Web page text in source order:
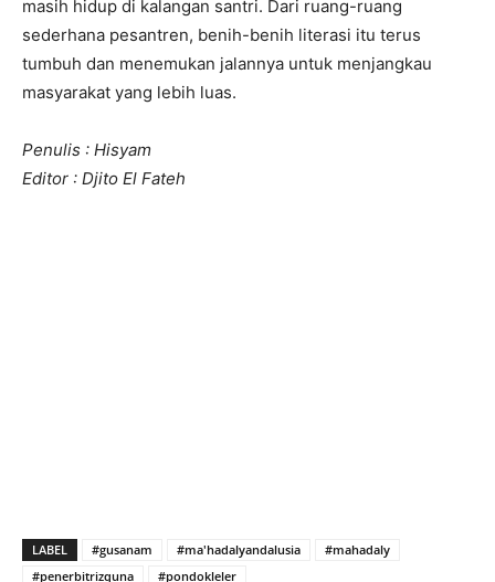
masih hidup di kalangan santri. Dari ruang-ruang
sederhana pesantren, benih-benih literasi itu terus
tumbuh dan menemukan jalannya untuk menjangkau
masyarakat yang lebih luas.
Penulis : Hisyam
Editor : Djito El Fateh
LABEL #gusanam #ma'hadalyandalusia
#mahadaly
#penerbitrizquna
#pondokleler